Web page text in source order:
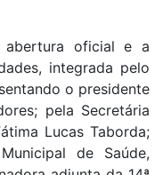
abertura oficial e a
integrada pelo
o presidente
pela Secretária
Lucas Taborda;
de Saúde,